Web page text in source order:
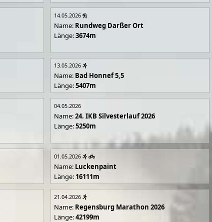
14.05.2026
Name: Rundweg Darßer Ort
Länge:3674m
13.05.2026
Name: Bad Honnef 5,5
Länge:5407m
04.05.2026
Name:24. IKB Silvesterlauf 2026
Länge:5250m
01.05.2026
Name: Luckenpaint
Länge: 16111m
21.04.2026
Name: Regensburg Marathon 2026
Länge:42199m